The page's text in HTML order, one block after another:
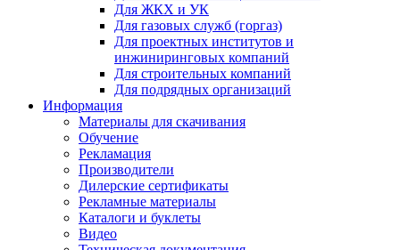
Для ЖКХ и УК
Для газовых служб (горгаз)
Для проектных институтов и
инжиниринговых компаний
Для строительных компаний
Для подрядных организаций
Информация
Материалы для скачивания
Обучение
Рекламация
Производители
Дилерские сертификаты
Рекламные материалы
Каталоги и буклеты
Видео